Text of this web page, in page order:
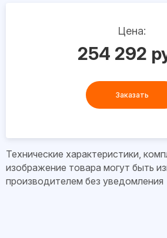
Цена:
254 292
Заказать
Технические характеристики,
изображение товара могут быть
производителем без уведомления